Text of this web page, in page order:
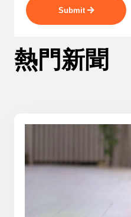
Submit
熱門新聞